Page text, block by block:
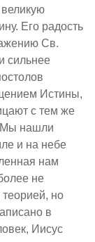
Его радость
Св.
сильнее
Истины,
с тем же
нашли
и на небе
нам
не
но
в
Иисус